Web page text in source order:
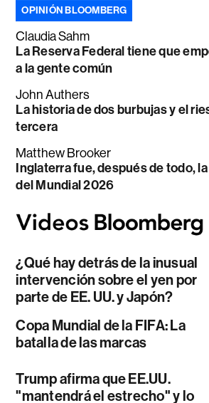
OPINIÓN BLOOMBERG
Claudia Sahm
La Reserva Federal tiene que
a la gente común
John Authers
La historia de dos burbujas y el
tercera
Matthew Brooker
Inglaterra fue, después de todo,
del Mundial 2026
¿Qué hay detrás de la inusual
intervención sobre el yen por
parte de EE. UU. y Japón?
Copa Mundial de la FIFA: La
batalla de las marcas
Trump afirma que EE.UU.
"mantendrá el estrecho" y lo